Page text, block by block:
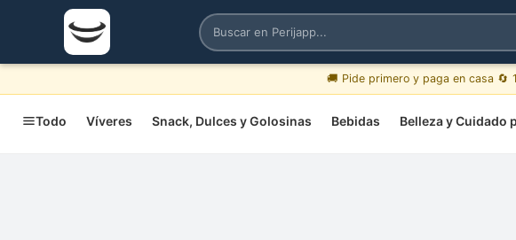
🚚 Pide primero y paga en casa 🔄
Todo Víveres Snack, Dulces y Golosinas Bebidas Belleza y Cuidado